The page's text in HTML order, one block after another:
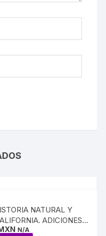
NATURAL Y
ADICIONES Y
DE MIGUEL VENEGAS
N/A